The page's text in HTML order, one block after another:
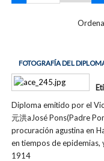
FOTOGRAFÍA DEL
Diploma emitido por el
元洪aJosé Pons(Padre
procuración agustina en
en tiempos de
1914